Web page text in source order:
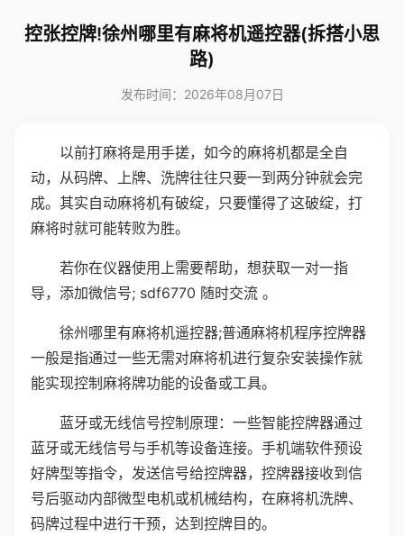
控张控牌!徐州哪里有麻将机遥控器(拆搭小思
路)
发布时间：2026年08月07日
以前打麻将是用手搓，如今的麻将机都是全自
动，从码牌、上牌、洗牌往往只要一到两分钟就会完
成。其实自动麻将机有破绽，只要懂得了这破绽，打
麻将时就可能转败为胜。
若你在仪器使用上需要帮助，想获取一对一指
导，添加微信号; sdf6770 随时交流 。
徐州哪里有麻将机遥控器;普通麻将机程序控牌器
一般是指通过一些无需对麻将机进行复杂安装操作就
能实现控制麻将牌功能的设备或工具。
蓝牙或无线信号控制原理：一些智能控牌器通过
蓝牙或无线信号与手机等设备连接。手机端软件预设
好牌型等指令，发送信号给控牌器，控牌器接收到信
号后驱动内部微型电机或机械结构，在麻将机洗牌、
码牌过程中进行干预，达到控牌目的。